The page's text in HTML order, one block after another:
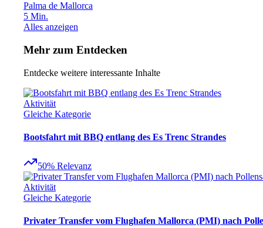
Palma de Mallorca
5 Min.
Alles anzeigen
Mehr zum Entdecken
Entdecke weitere interessante Inhalte
Aktivität
Gleiche Kategorie
Bootsfahrt mit BBQ entlang des Es Trenc Strandes
50% Relevanz
Aktivität
Gleiche Kategorie
Privater Transfer vom Flughafen Mallorca (PMI) nach